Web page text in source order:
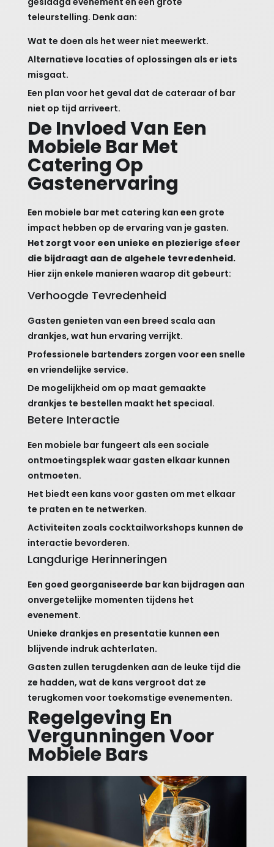
teleurstelling. Denk aan:
Wat te doen als het weer niet meewerkt.
Alternatieve locaties of oplossingen als er iets
misgaat.
Een plan voor het geval dat de cateraar of bar
niet op tijd arriveert.
De Invloed Van Een
Mobiele Bar Met
Catering Op
Gastenervaring
Een mobiele bar met catering kan een grote
impact hebben op de ervaring van je gasten.
Het zorgt voor een unieke en plezierige sfeer
die bijdraagt aan de algehele tevredenheid.
Hier zijn enkele manieren waarop dit gebeurt:
Verhoogde Tevredenheid
Gasten genieten van een breed scala aan
drankjes, wat hun ervaring verrijkt.
Professionele bartenders zorgen voor een snelle
en vriendelijke service.
De mogelijkheid om op maat gemaakte
drankjes te bestellen maakt het speciaal.
Betere Interactie
Een mobiele bar fungeert als een sociale
ontmoetingsplek waar gasten elkaar kunnen
ontmoeten.
Het biedt een kans voor gasten om met elkaar
te praten en te netwerken.
Activiteiten zoals cocktailworkshops kunnen de
interactie bevorderen.
Langdurige Herinneringen
Een goed georganiseerde bar kan bijdragen aan
onvergetelijke momenten tijdens het
evenement.
Unieke drankjes en presentatie kunnen een
blijvende indruk achterlaten.
Gasten zullen terugdenken aan de leuke tijd die
ze hadden, wat de kans vergroot dat ze
terugkomen voor toekomstige evenementen.
Regelgeving En
Vergunningen Voor
Mobiele Bars